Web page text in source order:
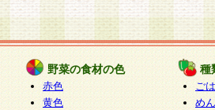
野菜の食材の色
赤色
黄色
種
ご
めん